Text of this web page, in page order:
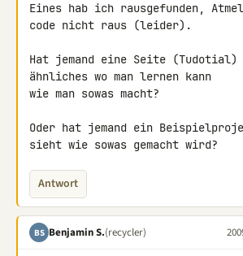
Eines hab ich rausgefunden,
code nicht raus (leider).
Hat jemand eine Seite (Tudotial)
ähnliches wo man lernen kann
wie man sowas macht?
Oder hat jemand ein
sieht wie sowas gemacht wird?
Antwort
BS Benjamin S.(recycler)